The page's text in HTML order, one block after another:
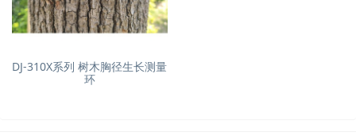
DJ-310X系列 树木胸径生长测量
环